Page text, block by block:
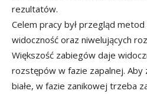
rezultatów.
Celem pracy był przegląd
widoczność oraz niwelujących
Większość zabiegów daje
rozstępów w fazie zapalnej.
białe, w fazie zanikowej trzeba